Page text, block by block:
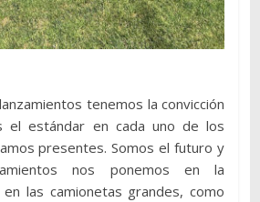
tenemos la convicción
el estándar en cada uno de los
presentes. Somos el futuro y
nos ponemos en la
las camionetas grandes, como